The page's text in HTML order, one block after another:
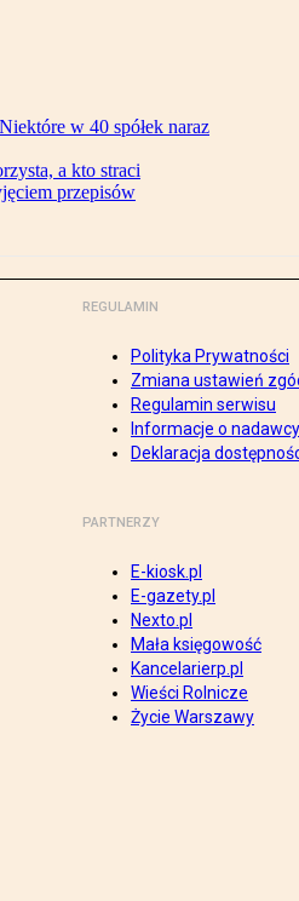
w 40 spółek naraz
a kto straci
przepisów
REGULAMIN
Polityka Prywatności
Zmiana ustawień
Regulamin serwisu
Informacje o nadawcy
Deklaracja
PARTNERZY
E-kiosk.pl
E-gazety.pl
Nexto.pl
Mała księgowość
Kancelarierp.pl
Wieści Rolnicze
Życie Warszawy